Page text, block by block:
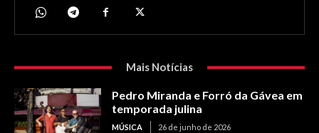
Mais Notícias
Pedro Miranda e Forró da Gávea em
temporada julina
MÚSICA 26 de junho de 2026